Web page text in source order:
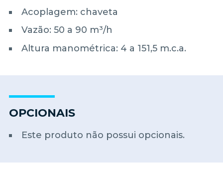
Acoplagem: chaveta
Vazão: 50 a 90 m³/h
Altura manométrica: 4 a 151,5 m.c.a.
OPCIONAIS
Este produto não possui opcionais.